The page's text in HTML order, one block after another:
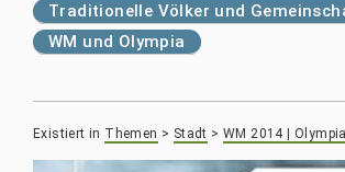
Traditionelle Völker und
WM und Olympia
Existiert in Themen > Stadt >WM 2014 |